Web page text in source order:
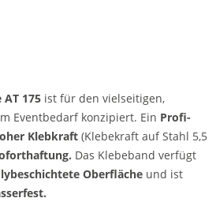
AT 175 ist für den vielseitigen,
Eventbedarf konzipiert. Ein Profi-
Klebkraft (Klebekraft auf Stahl 5,5
. Das Klebeband verfügt
Oberfläche und ist